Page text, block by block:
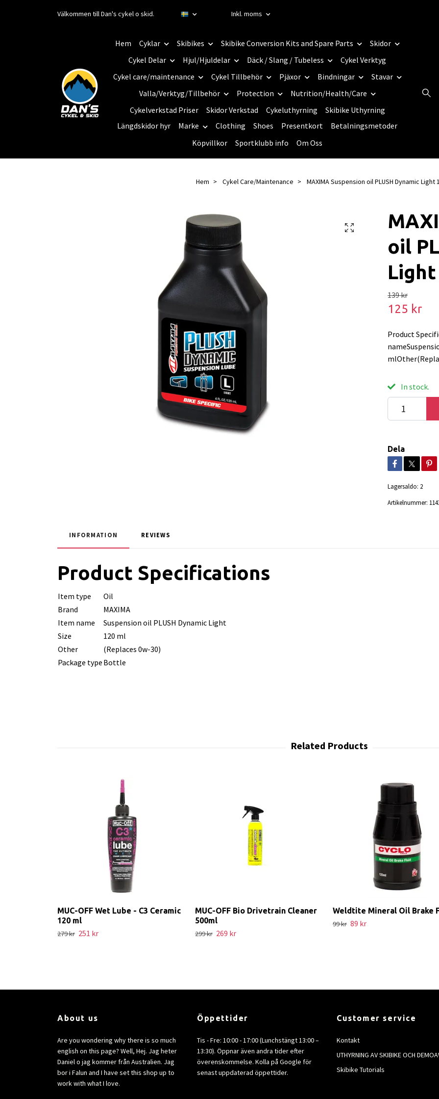
Välkommen till Dan's cykel o skid. Inkl. moms
Hem Cyklar Skibikes Skibike Conversion Kits and Spare Parts
Skidor
Cykel Delar
Hjul/Hjuldelar Däck / Slang / Tubeless
Cykel Verktyg
Cykel care/maintenance
Cykel Tillbehör Pjäxor Bindningar
Stavar
Valla/Verktyg/Tillbehör
Protection
Nutrition/Health/Care
Cykelverkstad Priser
Skidor Verkstad Cykeluthyrning
Skibike Uthyrning
Längdskidor hyr
Marke Clothing Shoes Presentkort
Betalningsmetoder
Köpvillkor
Sportklubb info Om Oss
Hem Cykel Care/Maintenance MAXIMA Suspension oil PLUSH Dynamic Light
oil
139 kr
125 kr
Product
In stock.
Dela
Lagersaldo: 2
Artikelnummer:
INFORMATION REVIEWS
Product Specifications
Item type
Oil
Brand
MAXIMA
Item name
Suspension oil PLUSH Dynamic Light
Size
120 ml
Other
(Replaces 0w-30)
Package type Bottle
MUC-OFF Wet Lube - C3 Ceramic
120 ml
279 kr 251 kr
MUC-OFF Bio Drivetrain Cleaner
500ml
299 kr 269 kr
Weldtite Mineral Oil Brake
99 kr 89 kr
About us
Are you wondering why there is so much
english on this page? Well, Hej. Jag heter
Daniel o jag kommer från Australien. Jag
bor i Falun and I have set this shop up to
work with what I love.
Öppettider
Tis - Fre: 10:00 - 17:00 (Lunchstängt 13:00 –
13:30). Öppnar även andra tider efter
överenskommelse. Kolla på Google för
senast uppdaterad öppettider.
Customer service
Kontakt
UTHYRNING AV SKIBIKE OCH
Skibike Tutorials